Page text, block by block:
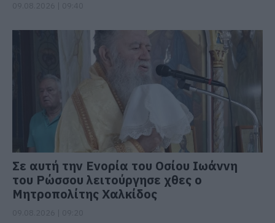
Σε αυτή την Ενορία του Οσίου Ιωάννη
του Ρώσσου λειτούργησε χθες ο
Μητροπολίτης Χαλκίδος